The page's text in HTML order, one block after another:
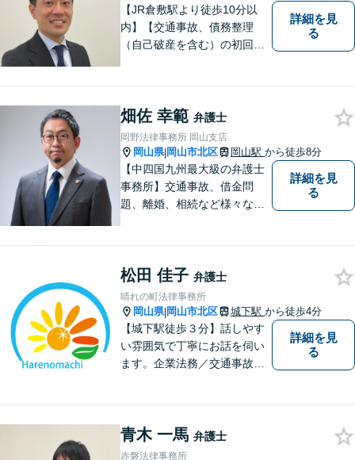
にご相談下さい。
【JR倉敷駅より徒歩10分以
内】【交通事故、債務整理
（自己破産を含む）の初回相
詳細を見
る
畑佐 幸範 弁護士
岡野法律事務所 岡山支店
岡山県|岡山市北区 岡山駅 から徒歩8分
【中四国九州最大級の弁護士
事務所】交通事故、借金問
題、離婚、相続など様々な問
い！
詳細を見
る
松田 佳子 弁護士
晴れの町法律事務所
岡山県|岡山市北区 城下駅 から徒歩4分
【城下駅徒歩３分】話しやす
い雰囲気で丁寧にお話を伺い
ます。企業法務／交通事故／
詳細を見
る
青木 一馬 弁護士
赤磐法律事務所